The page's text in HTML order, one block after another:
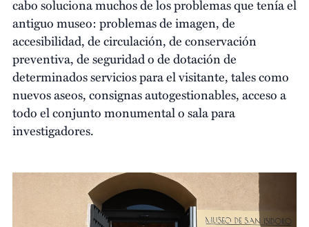
cabo soluciona muchos de los problemas que tenía el
antiguo museo: problemas de imagen, de
accesibilidad, de circulación, de conservación
preventiva, de seguridad o de dotación de
determinados servicios para el visitante, tales como
nuevos aseos, consignas autogestionables, acceso a
todo el conjunto monumental o sala para
investigadores.